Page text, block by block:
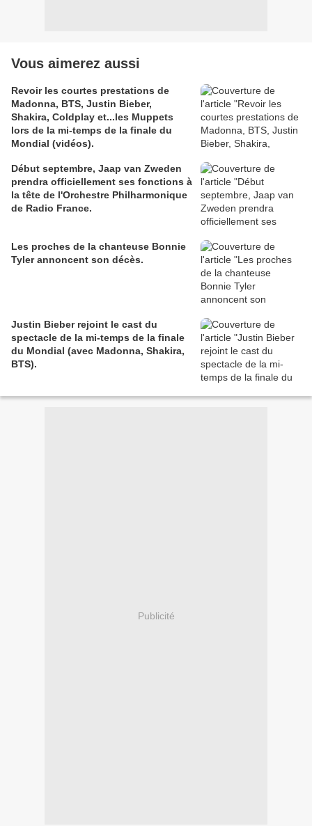
Vous aimerez aussi
Revoir les courtes prestations de
Madonna, BTS, Justin Bieber,
Shakira, Coldplay et...les Muppets
lors de la mi-temps de la finale du
Mondial (vidéos).
Début septembre, Jaap van Zweden
prendra officiellement ses fonctions à
la tête de l'Orchestre Philharmonique
de Radio France.
Les proches de la chanteuse Bonnie
Tyler annoncent son décès.
Justin Bieber rejoint le cast du
spectacle de la mi-temps de la finale
du Mondial (avec Madonna, Shakira,
BTS).
Publicité